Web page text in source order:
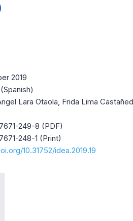
2019
Lara Otaola, Frida Lima
249-8 (PDF)
248-1 (Print)
10.31752/idea.2019.19